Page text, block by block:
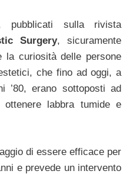
sulla rivista
Surgery, sicuramente
la curiosità delle persone
che fino ad oggi, a
’80, erano sottoposti ad
labbra tumide e
di essere efficace per
e prevede un intervento